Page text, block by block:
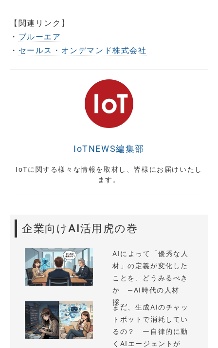
【関連リンク】
・ ブルーエア
・ セールス・オンデマンド株式会社
IoTNEWS編集部
IoTに関する様々な情報を取材し、皆様にお届けいたし
ます。
企業向けAI活用虎の巻
AIによって「優秀な人
材」の定義が変化した
ことを、どうみるべき
か —AI時代の人材
採...
まだ、生成AIのチャッ
トボットで消耗してい
るの？ ー自律的に動
くAIエージェントが